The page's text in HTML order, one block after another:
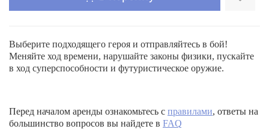
Выберите подходящего героя и отправляйтесь в бой!
Меняйте ход времени, нарушайте законы физики, пускайте
в ход суперспособности и футуристическое оружие.
Перед началом аренды ознакомьтесь с правилами, ответы на
большинство вопросов вы найдете в FAQ